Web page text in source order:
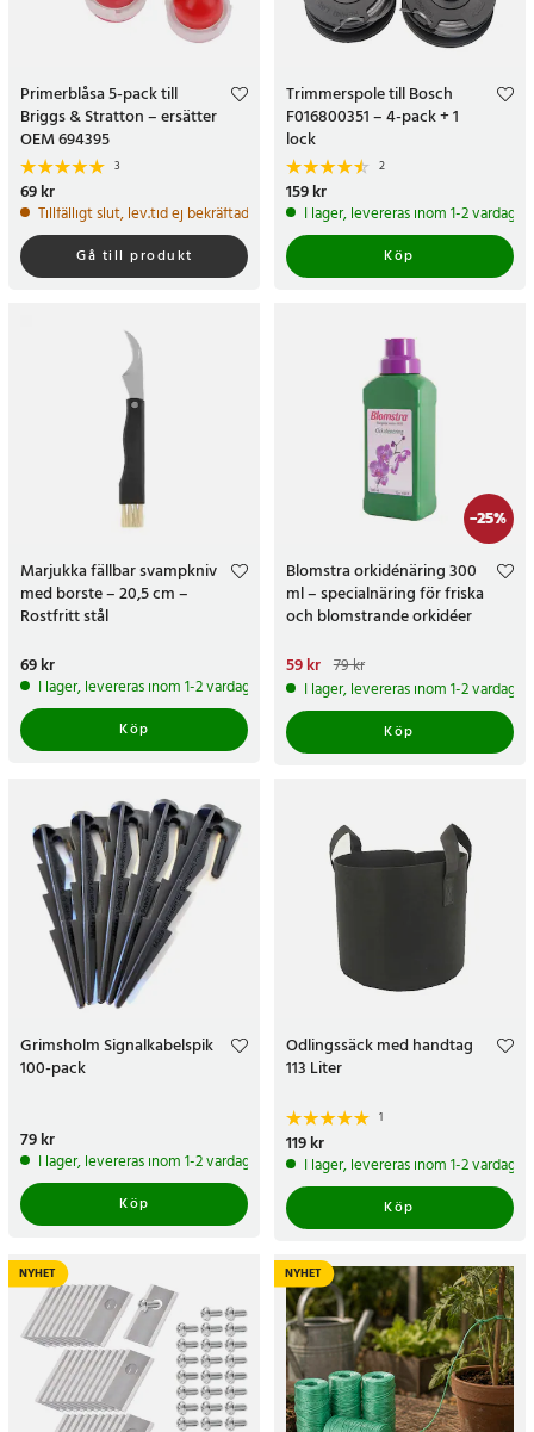
Primerblåsa 5-pack till
Briggs & Stratton – ersätter
OEM 694395
3
Pris:
69 kr
Tillfälligt slut, lev.tid ej bekräftad
Gå till produkt
Trimmerspole till Bosch
F016800351 – 4-pack + 1
lock
2
Pris:159 kr
159 kr
I lager, levereras inom 1-2 vardagar
Köp
Marjukka fällbar svampkniv
med borste – 20,5 cm –
Rostfritt stål
Pris:
69 kr
I lager, levereras inom 1-2 vardagar
Köp
-25%
Blomstra orkidénäring 300
ml – specialnäring för friska
och blomstrande orkidéer
Nuvarande pris
pris:79 kr
59 kr 79 kr
I lager, levereras inom 1-2 vardagar
Köp
Grimsholm Signalkabelspik
100-pack
Pris:
79 kr
I lager, levereras inom 1-2 vardagar
Köp
Odlingssäck med handtag
113 Liter
1
Pris:119 kr
119 kr
I lager, levereras inom 1-2 vardagar
Köp
NYHET NYHET